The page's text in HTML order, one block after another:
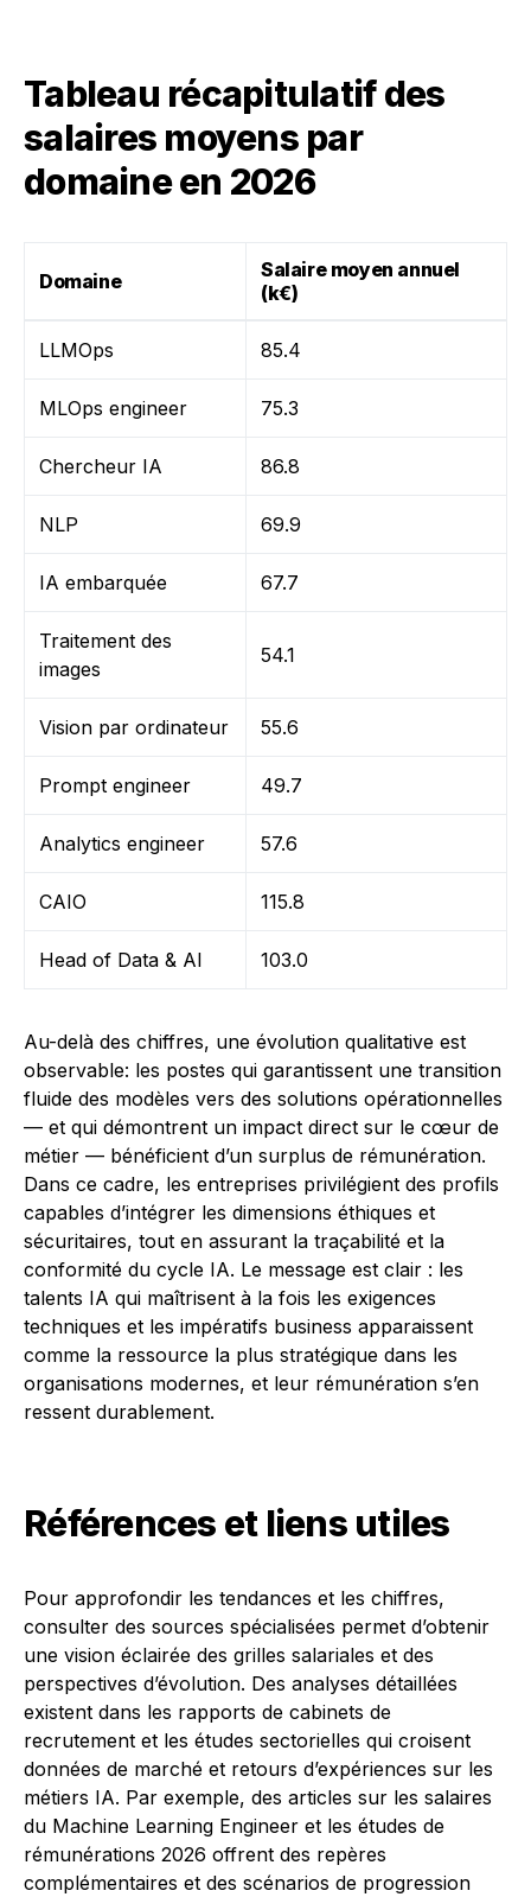
Tableau récapitulatif des
salaires moyens par
domaine en 2026
Domaine
Salaire moyen annuel
(k€)
LLMOps 85.4
MLOps engineer 75.3
Chercheur IA 86.8
NLP 69.9
IA embarquée 67.7
Traitement des
images
54.1
Vision par ordinateur 55.6
Prompt engineer 49.7
Analytics engineer 57.6
CAIO 115.8
Head of Data & AI 103.0
Au-delà des chiffres, une évolution qualitative est
observable: les postes qui garantissent une transition
fluide des modèles vers des solutions opérationnelles
— et qui démontrent un impact direct sur le cœur de
métier — bénéficient d’un surplus de rémunération.
Dans ce cadre, les entreprises privilégient des profils
capables d’intégrer les dimensions éthiques et
sécuritaires, tout en assurant la traçabilité et la
conformité du cycle IA. Le message est clair : les
talents IA qui maîtrisent à la fois les exigences
techniques et les impératifs business apparaissent
comme la ressource la plus stratégique dans les
organisations modernes, et leur rémunération s’en
ressent durablement.
Références et liens utiles
Pour approfondir les tendances et les chiffres,
consulter des sources spécialisées permet d’obtenir
une vision éclairée des grilles salariales et des
perspectives d’évolution. Des analyses détaillées
existent dans les rapports de cabinets de
recrutement et les études sectorielles qui croisent
données de marché et retours d’expériences sur les
métiers IA. Par exemple, des articles sur les salaires
du Machine Learning Engineer et les études de
rémunérations 2026 offrent des repères
complémentaires et des scénarios de progression